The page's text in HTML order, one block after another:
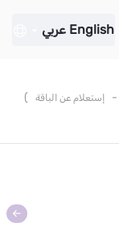
English عربي
- إستعلام عن الباقة )